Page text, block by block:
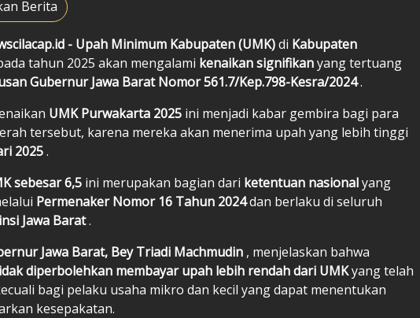
Berita
- Upah Minimum Kabupaten (UMK)di Kabupaten
tahun 2025 akan mengalami kenaikan signifikanyang tertuang
Gubernur Jawa Barat Nomor 561.7/Kep.798-Kesra/2024.
UMK Purwakarta 2025 ini menjadi kabar gembira bagi para
tersebut, karena mereka akan menerima upah yang lebih tinggi
2025.
sebesar 6,5 ini merupakan bagian dari ketentuan nasionalyang
Permenaker Nomor 16 Tahun 2024dan berlaku di seluruh
Jawa Barat.
Jawa Barat, Bey Triadi Machmudin , menjelaskan bahwa
diperbolehkan membayar upah lebih rendah dari UMKyang telah
bagi pelaku usaha mikro dan kecil yang dapat menentukan
kesepakatan.